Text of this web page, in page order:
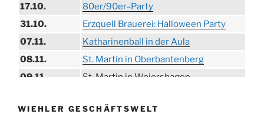
17.10.
80er/90er–Party
31.10.
Erzquell Brauerei: Halloween Party
07.11.
Katharinenball in der Aula
08.11.
St. Martin in Oberbantenberg
09.11.
St. Martin in Weiershagen
WIEHLER GESCHÄFTSWELT